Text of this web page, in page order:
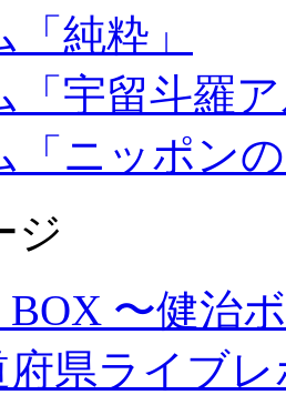
純粋」
「宇留斗羅
「ニッポン
ジ
BOX 〜健治
府県ライブ